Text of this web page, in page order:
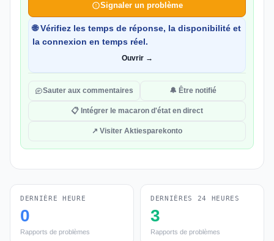
Signaler un problème
🌐 Vérifiez les temps de réponse, la disponibilité et
la connexion en temps réel.
Ouvrir →
Sauter aux commentaires 🔔 Être notifié
📋 Intégrer le macaron d'état en direct
↗ Visiter Aktiesparekonto
DERNIÈRE HEURE
0
Rapports de problèmes
DERNIÈRES 24 HEURES
3
Rapports de problèmes